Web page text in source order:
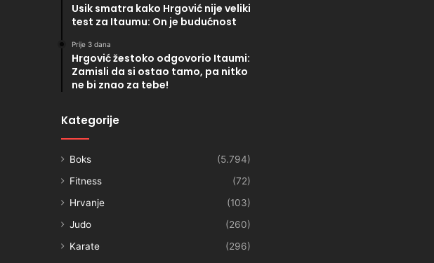
Usik smatra kako Hrgović nije veliki
test za Itaumu: On je budućnost
Prije 3 dana
Hrgović žestoko odgovorio Itaumi:
Zamisli da si ostao tamo, pa nitko
ne bi znao za tebe!
Kategorije
Boks
(5.794)
Fitness
(72)
Hrvanje
(103)
Judo
(260)
Karate
(296)